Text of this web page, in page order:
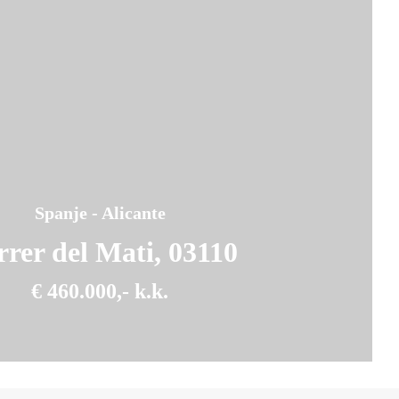
Spanje - Alicante
del Mati, 03110
€ 460.000,- k.k.